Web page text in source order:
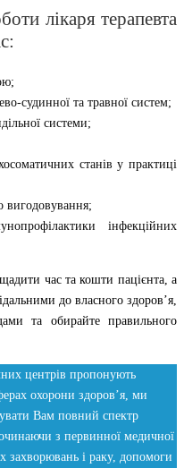
лікаря терапевта
судинної та травної систем;
системи;
станів у практиці
вигодовування;
інфекційних
час та кошти пацієнта, а
до власного здоров’я,
та обирайте правильного
центрів пропонують
охорони здоров’я, ми
Вам повний спектр
з первинної медичної
захворювань і раку, допомоги